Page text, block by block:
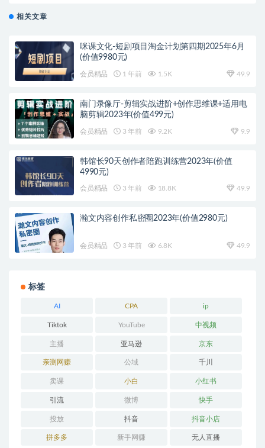
相关文章
咪课文化-短剧项目淘金计划第四期2025年6月
(价值9980元)
会员精品 1 年前 1.5K 49.9
南门录像厅-剪辑实战进阶+创作思维课+适用电
脑剪辑2023年(价值499元)
会员精品 3 年前 9.2K 9.9
韩馆长90天创作者陪跑训练营2023年(价值
4990元)
会员精品 3 年前 18.8K 49.9
瀚文内容创作私密圈2023年(价值2980元)
会员精品 3 年前 6.8K 49.9
标签
AI CPA ip
Tiktok YouTube 中视频
主播 亚马逊 京东
亲测网赚 公域 千川
卖课 小白 小红书
引流 微博 快手
投放 抖音 抖音小店
拼多多 新手网赚 无人直播